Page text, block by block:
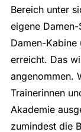
Bereich unter
eigene
Damen-
erreicht. Das
angenommen.
Trainerinnen
Akademie
zumindest die